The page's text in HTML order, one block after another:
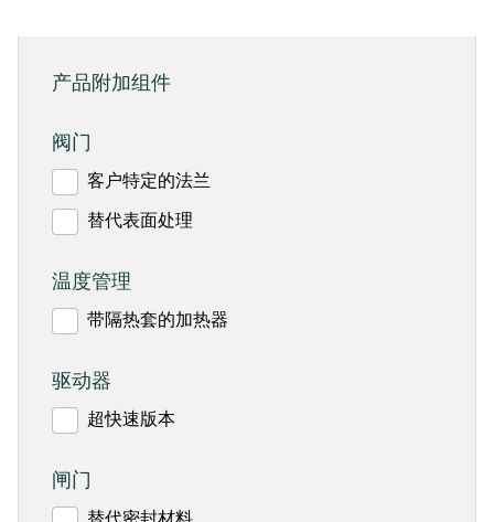
产品附加组件
阀门
客户特定的法兰
替代表面处理
温度管理
带隔热套的加热器
驱动器
超快速版本
闸门